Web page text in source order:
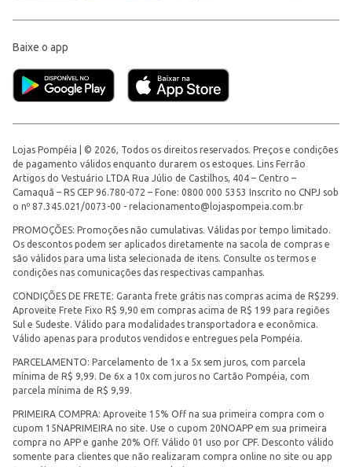
Baixe o app
Lojas Pompéia | © 2026, Todos os direitos reservados. Preços e condições
de pagamento válidos enquanto durarem os estoques. Lins Ferrão
Artigos do Vestuário LTDA Rua Júlio de Castilhos, 404 – Centro –
Camaquã – RS CEP 96.780-072 – Fone: 0800 000 5353 Inscrito no CNPJ sob
o nº 87.345.021/0073-00 - relacionamento@lojaspompeia.com.br
PROMOÇÕES: Promoções não cumulativas. Válidas por tempo limitado.
Os descontos podem ser aplicados diretamente na sacola de compras e
são válidos para uma lista selecionada de itens. Consulte os termos e
condições nas comunicações das respectivas campanhas.
CONDIÇÕES DE FRETE: Garanta frete grátis nas compras acima de R$299.
Aproveite Frete Fixo R$ 9,90 em compras acima de R$ 199 para regiões
Sul e Sudeste. Válido para modalidades transportadora e econômica.
Válido apenas para produtos vendidos e entregues pela Pompéia.
PARCELAMENTO: Parcelamento de 1x a 5x sem juros, com parcela
mínima de R$ 9,99. De 6x a 10x com juros no Cartão Pompéia, com
parcela mínima de R$ 9,99.
PRIMEIRA COMPRA: Aproveite 15% Off na sua primeira compra com o
cupom 15NAPRIMEIRA no site. Use o cupom 20NOAPP em sua primeira
compra no APP e ganhe 20% Off. Válido 01 uso por CPF. Desconto válido
somente para clientes que não realizaram compra online no site ou app